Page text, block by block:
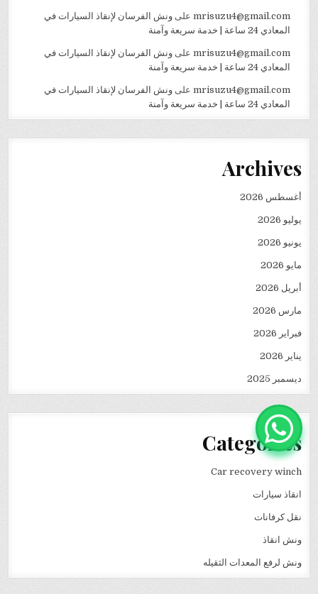
mrisuzu4@gmail.comعلى ونش الفرسان لإنقاذ السيارات في
المعادي 24 ساعة | خدمة سريعة وآمنة
mrisuzu4@gmail.comعلى ونش الفرسان لإنقاذ السيارات في
المعادي 24 ساعة | خدمة سريعة وآمنة
mrisuzu4@gmail.comعلى ونش الفرسان لإنقاذ السيارات في
المعادي 24 ساعة | خدمة سريعة وآمنة
Archives
أغسطس 2026
يوليو 2026
يونيو 2026
مايو 2026
أبريل 2026
مارس 2026
فبراير 2026
يناير 2026
ديسمبر 2025
Categories
Car recovery winch
انقاذ سيارات
نقل كرفانات
ونش انقاذ
ونش لرفع المعدات الثقيله